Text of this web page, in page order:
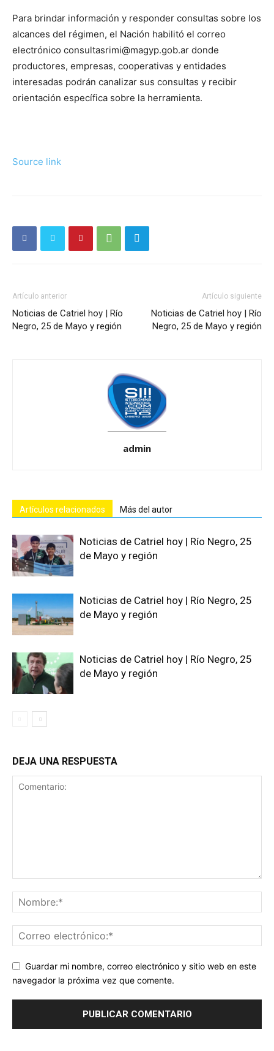
Para brindar información y responder consultas sobre los
alcances del régimen, el Nación habilitó el correo
electrónico consultasrimi@magyp.gob.ar donde
productores, empresas, cooperativas y entidades
interesadas podrán canalizar sus consultas y recibir
orientación específica sobre la herramienta.
Source link
Artículo anterior
Noticias de Catriel hoy | Río
Negro, 25 de Mayo y región
Artículo siguiente
Noticias de Catriel hoy | Río
Negro, 25 de Mayo y región
admin
Artículos relacionados Más del autor
Noticias de Catriel hoy | Río Negro, 25
de Mayo y región
Noticias de Catriel hoy | Río Negro, 25
de Mayo y región
Noticias de Catriel hoy | Río Negro, 25
de Mayo y región
DEJA UNA RESPUESTA
Guardar mi nombre, correo electrónico y sitio web en este
navegador la próxima vez que comente.